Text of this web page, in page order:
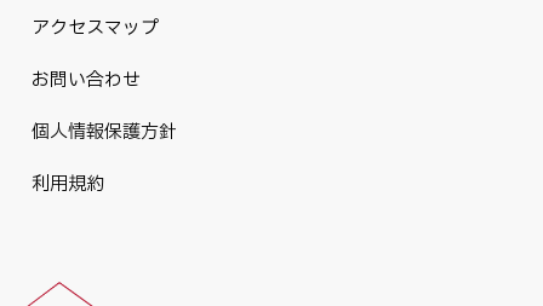
アクセスマップ
お問い合わせ
個人情報保護方針
利用規約